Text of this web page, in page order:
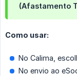
(Afastamento
Como usar:
No Calima,
No envio ao